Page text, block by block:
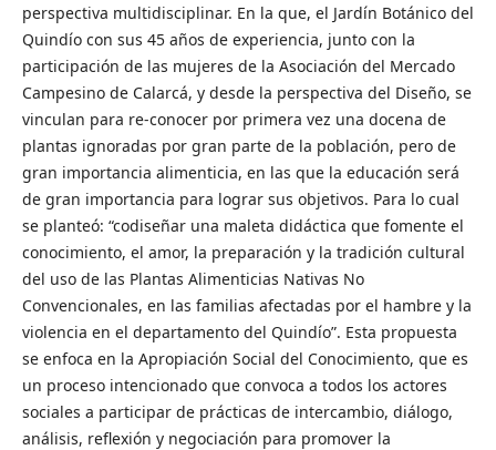
perspectiva multidisciplinar. En la que, el Jardín Botánico del
Quindío con sus 45 años de experiencia, junto con la
participación de las mujeres de la Asociación del Mercado
Campesino de Calarcá, y desde la perspectiva del Diseño, se
vinculan para re-conocer por primera vez una docena de
plantas ignoradas por gran parte de la población, pero de
gran importancia alimenticia, en las que la educación será
de gran importancia para lograr sus objetivos. Para lo cual
se planteó: “codiseñar una maleta didáctica que fomente el
conocimiento, el amor, la preparación y la tradición cultural
del uso de las Plantas Alimenticias Nativas No
Convencionales, en las familias afectadas por el hambre y la
violencia en el departamento del Quindío”. Esta propuesta
se enfoca en la Apropiación Social del Conocimiento, que es
un proceso intencionado que convoca a todos los actores
sociales a participar de prácticas de intercambio, diálogo,
análisis, reflexión y negociación para promover la